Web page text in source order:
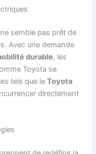
semble pas prêt de
Avec une demande
durable, les
Toyota se
tels que leToyota
directement